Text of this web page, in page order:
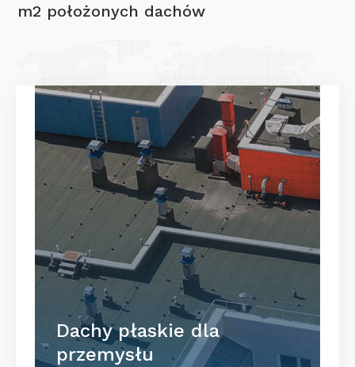
m2 położonych dachów
Dachy płaskie dla
przemysłu